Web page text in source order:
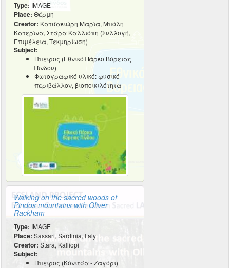
Type: IMAGE
Place: Θέρμη
Creator: Κατσακιώρη Μαρία, Μπόλη
Κατερίνα, Στάρα Καλλιόπη (Συλλογή,
Επιμέλεια, Τεκμηρίωση)
Subject:
Ήπειρος (Εθνικό Πάρκο Βόρειας
Πίνδου)
Φωτογραφικό υλικό: φυσικό
περιβάλλον, βιοποικιλότητα
Walking on the sacred woods of
Pindos mountains with Oliver
Rackham
Type: IMAGE
Place: Sassari, Sardinia, Italy
Creator: Stara, Kalliopi
Subject:
Ήπειρος (Κόνιτσα - Ζαγόρι)